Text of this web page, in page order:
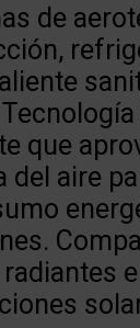
de
que
del aire
e